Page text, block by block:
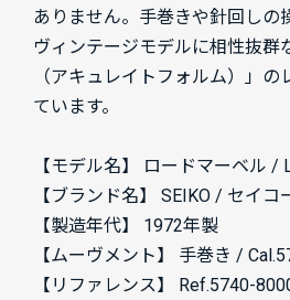
ありません。手巻きや針回しの
ヴィンテージモデルに相性抜群
（アキュレイトフォルム）」
ています。
【モデル名】 ロードマーベル /
【ブランド名】 SEIKO / セイコ
【製造年代】 1972年製
【ムーヴメント】 手巻き /
【リファレンス】 Ref.5740-